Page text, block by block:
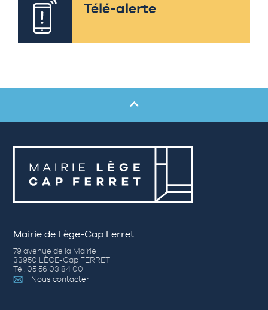
Télé-alerte
Mairie de Lège-Cap Ferret
79 avenue de la Mairie
33950 LÈGE-Cap FERRET
Tél. 05 56 03 84 00
Nous contacter